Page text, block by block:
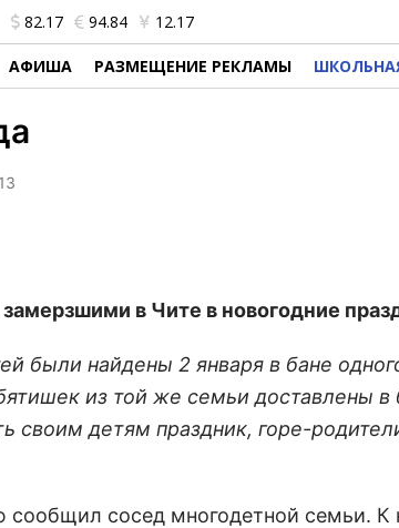
82.17 94.84 12.17
АФИША РАЗМЕЩЕНИЕ РЕКЛАМЫ
в Чите в новогодние
были найдены 2 января в бане
из той же семьи доставлены
своим детям праздник, горе-
сосед многодетной семьи. К